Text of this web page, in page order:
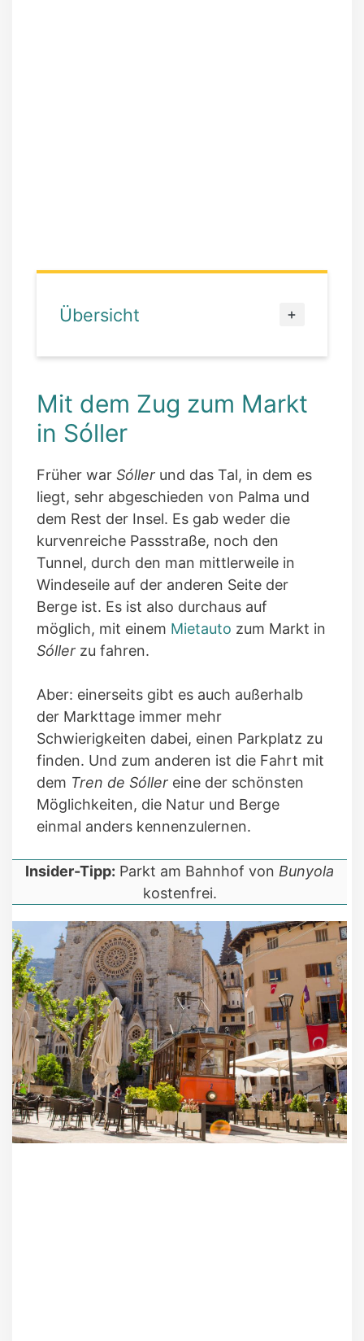
Übersicht
Mit dem Zug zum Markt
in Sóller
Früher war Sóller und das Tal, in dem es
liegt, sehr abgeschieden von Palma und
dem Rest der Insel. Es gab weder die
kurvenreiche Passstraße, noch den
Tunnel, durch den man mittlerweile in
Windeseile auf der anderen Seite der
Berge ist. Es ist also durchaus auf
möglich, mit einem Mietauto zum Markt in
Sóller zu fahren.
Aber: einerseits gibt es auch außerhalb
der Markttage immer mehr
Schwierigkeiten dabei, einen Parkplatz zu
finden. Und zum anderen ist die Fahrt mit
dem Tren de Sóller eine der schönsten
Möglichkeiten, die Natur und Berge
einmal anders kennenzulernen.
Insider-Tipp: Parkt am Bahnhof von Bunyola
kostenfrei.